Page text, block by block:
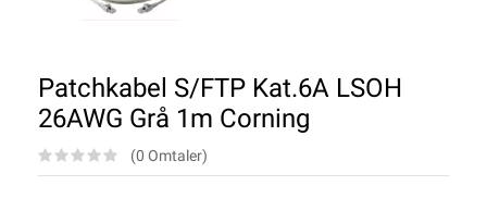
Patchkabel S/FTP Kat.6A LSOH
26AWG Grå 1m Corning
(0 Omtaler)